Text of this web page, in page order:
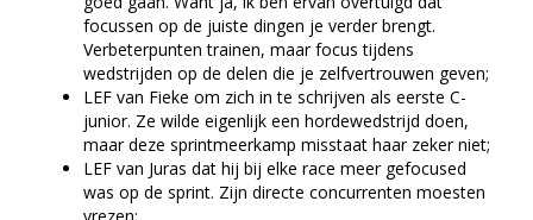
focussen op de juiste dingen je verder brengt.
Verbeterpunten trainen, maar focus tijdens
wedstrijden op de delen die je zelfvertrouwen geven;
LEF van Fieke om zich in te schrijven als eerste C-
junior. Ze wilde eigenlijk een hordewedstrijd doen,
maar deze sprintmeerkamp misstaat haar zeker niet;
LEF van Juras dat hij bij elke race meer gefocused
was op de sprint. Zijn directe concurrenten moesten